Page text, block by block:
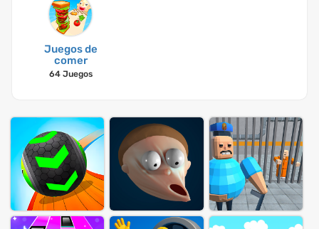
Juegos de
comer
64 Juegos